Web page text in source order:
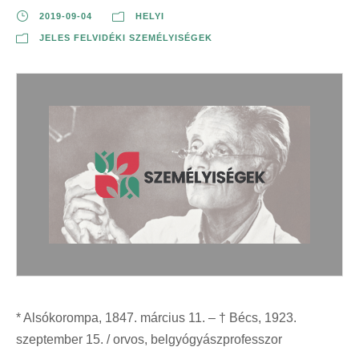
2019-09-04 HELYI
JELES FELVIDÉKI SZEMÉLYISÉGEK
* Alsókorompa, 1847. március 11. – † Bécs, 1923.
szeptember 15. / orvos, belgyógyászprofesszor